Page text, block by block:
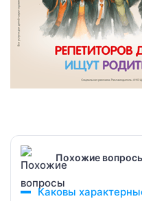
Похожие
Каковы